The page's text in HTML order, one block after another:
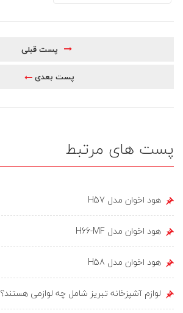
پست قبلی
پست بعدی
پست های مرتبط
هود اخوان مدل H57
هود اخوان مدل H66-MF
هود اخوان مدل H58
لوازم آشپزخانه تبریز شامل چه لوازمی هستند؟